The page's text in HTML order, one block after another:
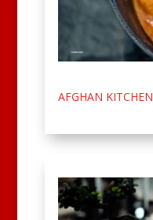
AFGHAN KITCHEN